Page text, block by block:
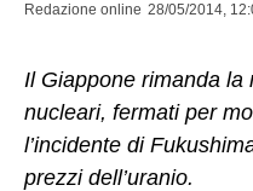
Redazione online 28/05/2014,
Il Giappone rimanda la
nucleari, fermati per
l’incidente di
prezzi dell’uranio.